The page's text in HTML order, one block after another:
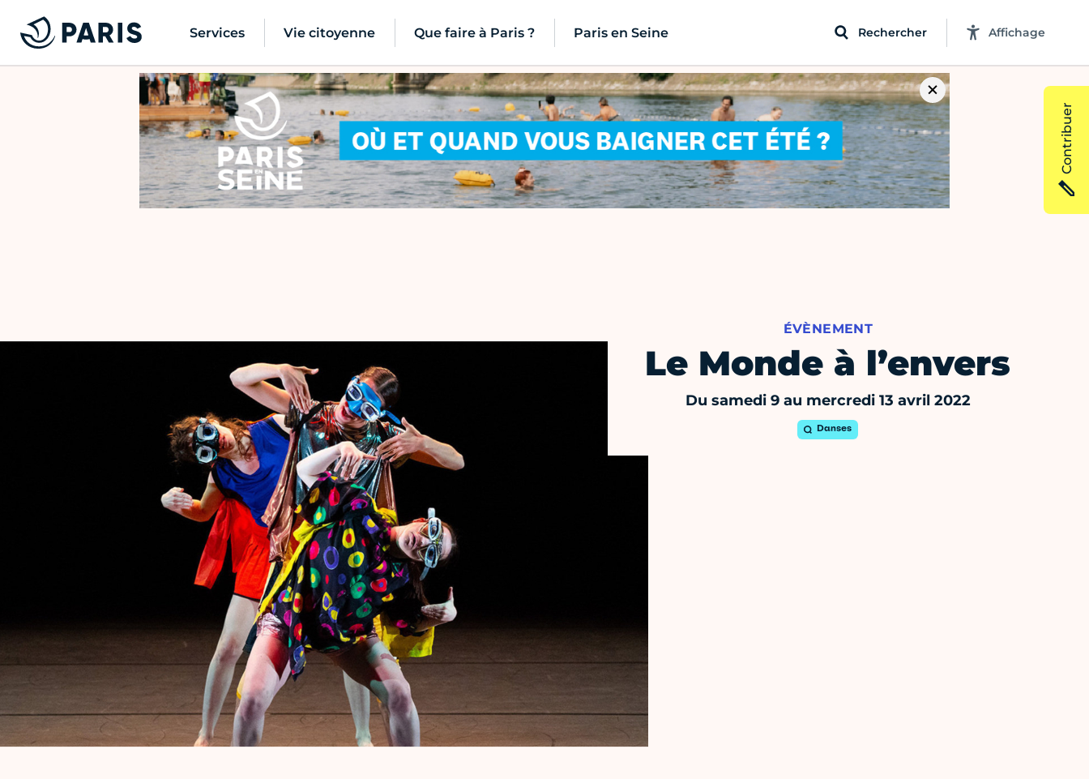
Services Vie citoyenne Que faire à Paris ? Paris en Seine Rechercher Affichage
ÉVÈNEMENT
Le Monde à l’envers
Du samedi 9 au mercredi 13 avril 2022
Danses
Contribuer